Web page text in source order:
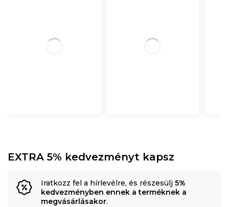
EXTRA 5% kedvezményt kapsz
Iratkozz fel a hírlevélre, és részesülj 5%
kedvezményben ennek a terméknek a
megvásárlásakor.